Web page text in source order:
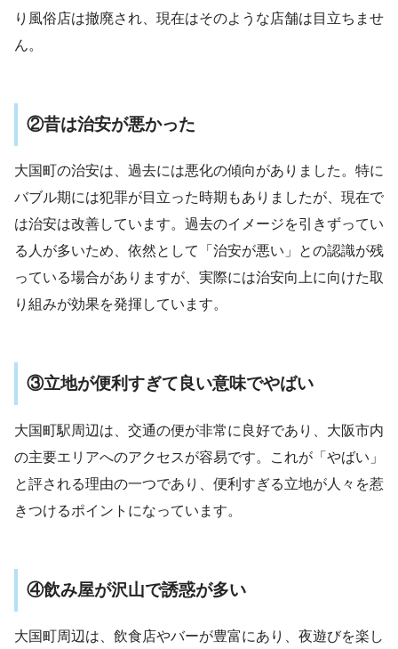
り風俗店は撤廃され、現在はそのような店舗は目立ちませ
ん​​。
②昔は治安が悪かった
大国町の治安は、過去には悪化の傾向がありました。特に
バブル期には犯罪が目立った時期もありましたが、現在で
は治安は改善しています。過去のイメージを引きずってい
る人が多いため、依然として「治安が悪い」との認識が残
っている場合がありますが、実際には治安向上に向けた取
り組みが効果を発揮しています​​。
③立地が便利すぎて良い意味でやばい
大国町駅周辺は、交通の便が非常に良好であり、大阪市内
の主要エリアへのアクセスが容易です。これが「やばい」
と評される理由の一つであり、便利すぎる立地が人々を惹
きつけるポイントになっています​​。
④飲み屋が沢山で誘惑が多い
大国町周辺は、飲食店やバーが豊富にあり、夜遊びを楽し